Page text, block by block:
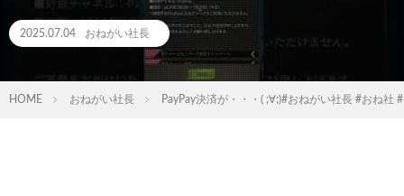
2025.07.04 おねがい社長
HOME おねがい社長 PayPay決済が・・・( ;∀;)#おねがい社長 #おね社